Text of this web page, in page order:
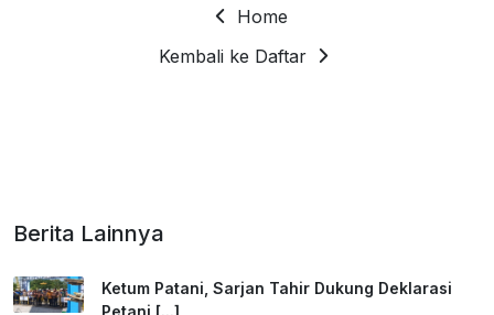
Home
Kembali ke Daftar
Berita Lainnya
Ketum Patani, Sarjan Tahir Dukung Deklarasi